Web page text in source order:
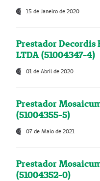
15 de Janeiro de 2020
Prestador Decordis
LTDA (51004347-4)
01 de Abril de 2020
Prestador
(51004355-5)
07 de Maio de 2021
Prestador
(51004352-0)